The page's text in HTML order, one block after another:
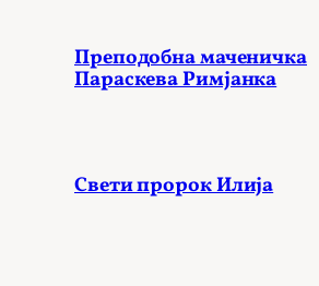
Преподобна маченичка
Параскева Римјанка
Свети пророк Илија